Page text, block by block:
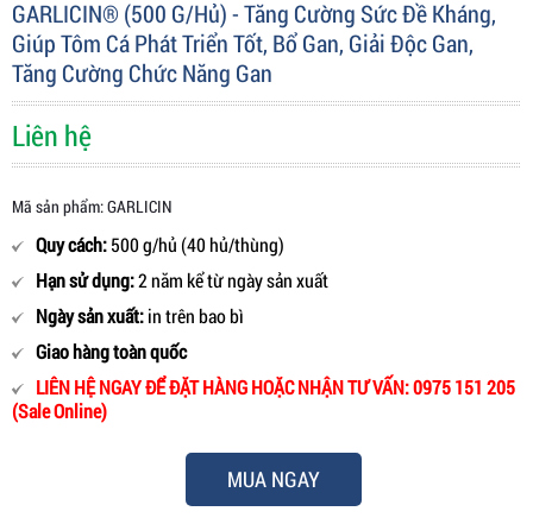
GARLICIN® (500 G/hủ) - Tăng Cường Sức Đề Kháng,
Giúp Tôm Cá Phát Triển Tốt, Bổ Gan, Giải Độc Gan,
Tăng Cường Chức Năng Gan
Liên hệ
Mã sản phẩm: GARLICIN
Quy cách:500 g/hủ (40 hủ/thùng)
Hạn sử dụng:2 năm kể từ ngày sản xuất
Ngày sản xuất:in trên bao bì
Giao hàng toàn quốc
LIÊN HỆ NGAY ĐỂ ĐẶT HÀNG HOẶC NHẬN TƯ VẤN: 0975 151 205
(Sale Online)
MUA NGAY